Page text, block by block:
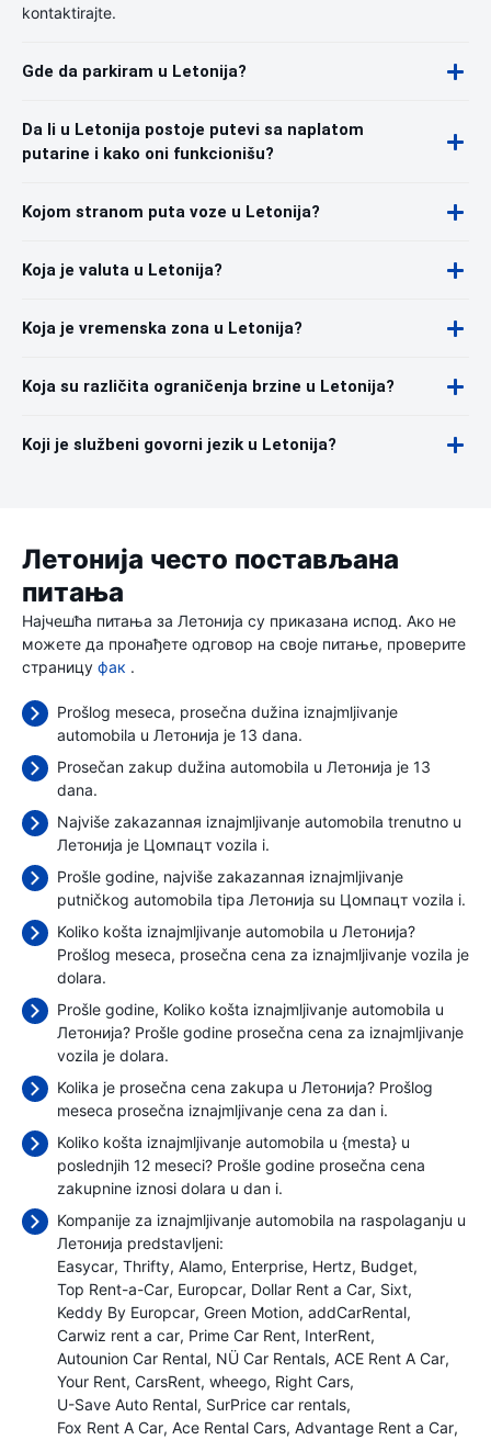
kontaktirajte.
Gde da parkiram u Letonija?
Da li u Letonija postoje putevi sa naplatom
putarine i kako oni funkcionišu?
Kojom stranom puta voze u Letonija?
Koja je valuta u Letonija?
Koja je vremenska zona u Letonija?
Koja su različita ograničenja brzine u Letonija?
Koji je službeni govorni jezik u Letonija?
Летонија често постављана
питања
Најчешћа питања за Летонија су приказана испод. Ако не
можете да пронађете одговор на своје питање, проверите
страницу фак .
Prošlog meseca, prosečna dužina iznajmljivanje
automobila u Летонија je 13 dana.
Prosečan zakup dužina automobila u Летонија je 13
dana.
Najviše zakazannaя iznajmljivanje automobila trenutno u
Летонија je Цомпацт vozila i.
Prošle godine, najviše zakazannaя iznajmljivanje
putničkog automobila tipa Летонија su Цомпацт vozila i.
Koliko košta iznajmljivanje automobila u Летонија?
Prošlog meseca, prosečna cena za iznajmljivanje vozila je
dolara.
Prošle godine, Koliko košta iznajmljivanje automobila u
Летонија? Prošle godine prosečna cena za iznajmljivanje
vozila je dolara.
Kolika je prosečna cena zakupa u Летонија? Prošlog
meseca prosečna iznajmljivanje cena za dan i.
Koliko košta iznajmljivanje automobila u {mesta} u
poslednjih 12 meseci? Prošle godine prosečna cena
zakupnine iznosi dolara u dan i.
Kompanije za iznajmljivanje automobila na raspolaganju u
Летонија predstavljeni:
Easycar Thrifty Alamo Enterprise Hertz Budget
Top Rent-a-Car Europcar Dollar Rent a Car Sixt
Keddy By Europcar Green Motion addCarRental
Carwiz rent a car Prime Car Rent InterRent
Autounion Car Rental NÜ Car Rentals ACE Rent A Car
Your Rent CarsRent wheego Right Cars
U-Save Auto Rental SurPrice car rentals
Fox Rent A Car Ace Rental Cars Advantage Rent a Car